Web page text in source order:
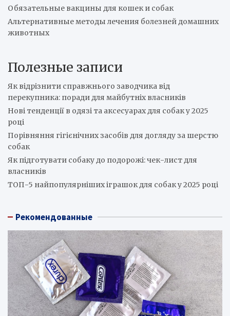
Обязательные вакцины для кошек и собак
Альтернативные методы лечения болезней домашних
животных
Полезные записи
Як відрізнити справжнього заводчика від
перекупника: поради для майбутніх власників
Нові тенденції в одязі та аксесуарах для собак у 2025
році
Порівняння гігієнічних засобів для догляду за шерстю
собак
Як підготувати собаку до подорожі: чек-лист для
власників
ТОП-5 найпопулярніших іграшок для собак у 2025 році
Рекомендованные